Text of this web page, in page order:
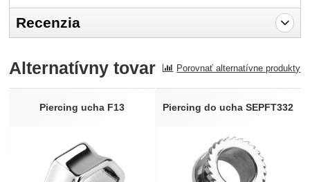
Recenzia
Recenzia
Alternatívny tovar Porovnať alternatívne produkty
Piercing ucha F13 Piercing do ucha SEPFT332